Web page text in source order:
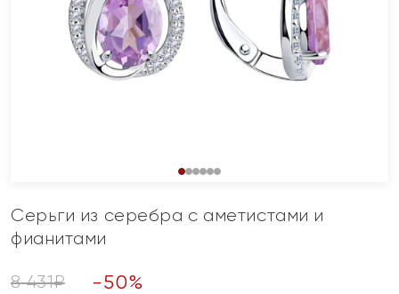
Серьги из серебра с аметистами и
фианитами
8 431₽ -50%